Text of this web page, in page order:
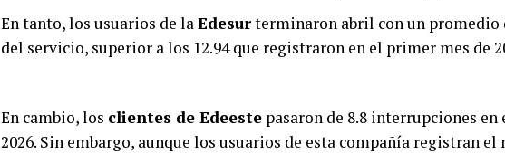
En tanto, los usuarios de laEdesurterminaron abril con un promedio
del servicio, superior a los 12.94 que registraron en el primer mes de
En cambio, los clientes de Edeeste pasaron de 8.8 interrupciones en
2026. Sin embargo, aunque los usuarios de esta compañía registran